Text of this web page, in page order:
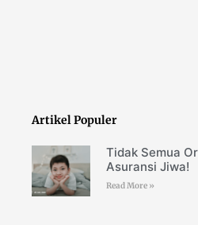
Artikel Populer
Tidak Semua
Asuransi Jiwa!
Read More »